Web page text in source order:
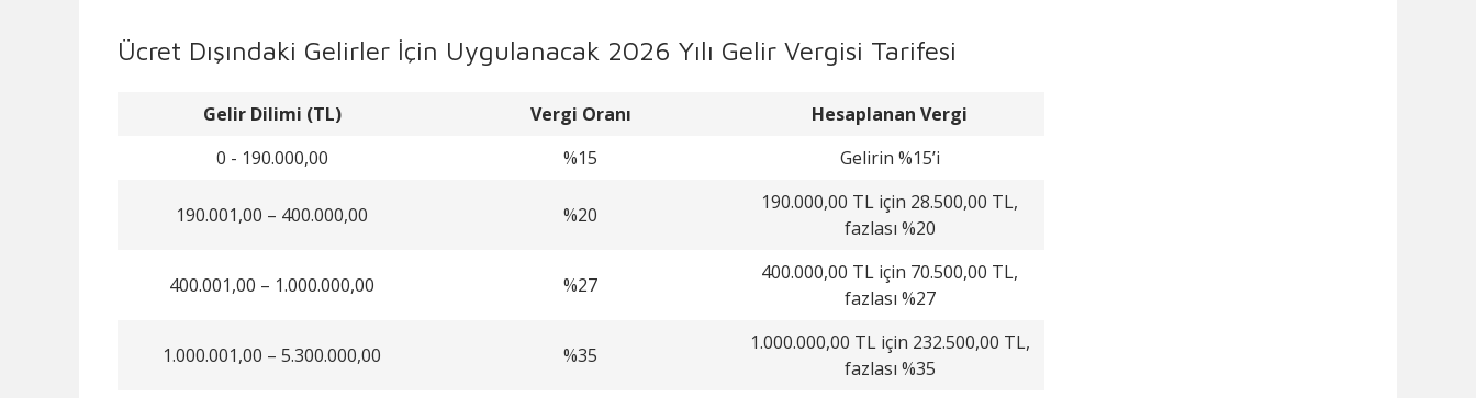
Ücret Dışındaki Gelirler İçin Uygulanacak 2026 Yılı Gelir Vergisi Tarifesi
Gelir Dilimi (TL) Vergi Oranı
Hesaplanan Vergi
0 - 190.000,00
%15 Gelirin %15’i
190.001,00 – 400.000,00 %20
190.000,00 TL için 28.500,00 TL,
fazlası %20
400.001,00 – 1.000.000,00 %27
400.000,00 TL için 70.500,00 TL,
fazlası %27
1.000.001,00 – 5.300.000,00 %35
1.000.000,00 TL için 232.500,00 TL,
fazlası %35